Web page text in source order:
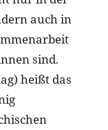
auch in
sind.
heißt das